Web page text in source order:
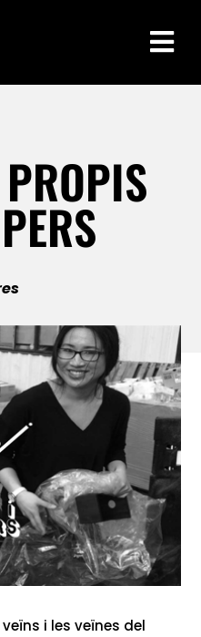

i les veïnes del